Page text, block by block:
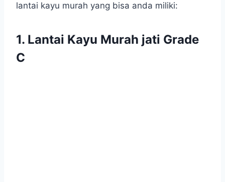
lantai kayu murah yang bisa anda miliki:
1. Lantai Kayu Murah jati Grade
C